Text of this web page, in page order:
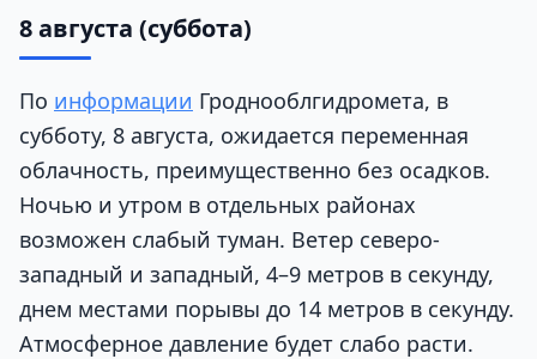
8 августа (суббота)
По информации Гроднооблгидромета, в
субботу, 8 августа, ожидается переменная
облачность, преимущественно без осадков.
Ночью и утром в отдельных районах
возможен слабый туман. Ветер северо-
западный и западный, 4–9 метров в секунду,
днем местами порывы до 14 метров в секунду.
Атмосферное давление будет слабо расти.